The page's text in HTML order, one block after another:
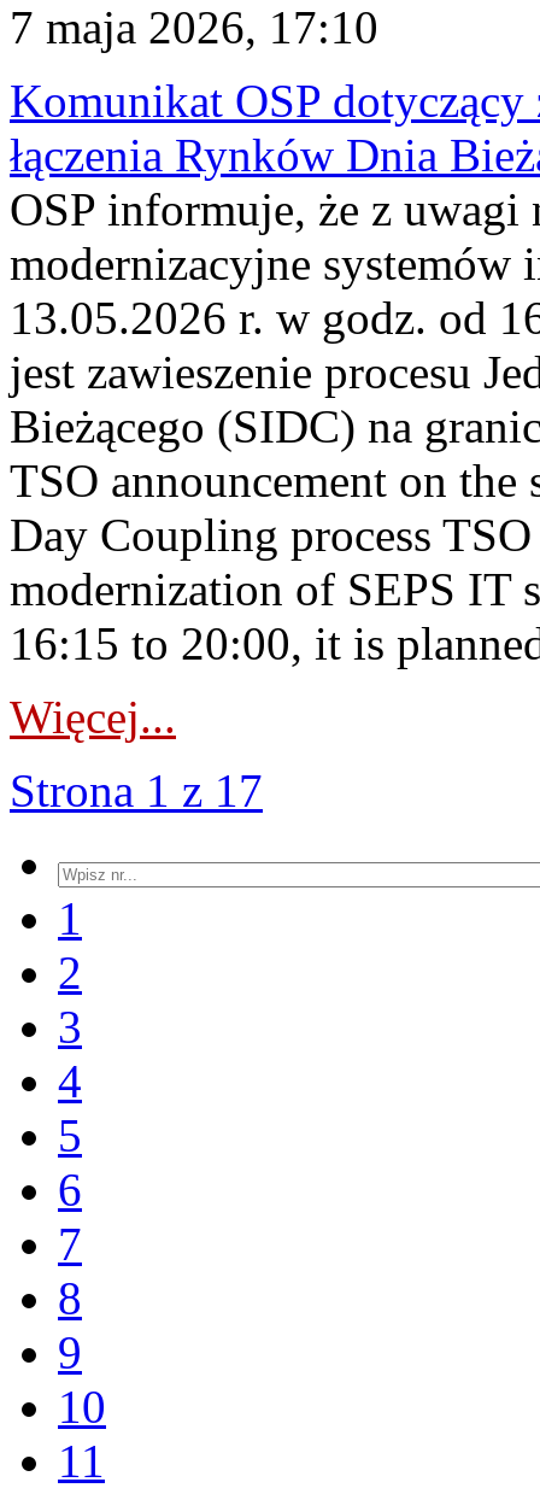
7 maja 2026, 17:10
Komunikat OSP dotyczący
łączenia Rynków Dnia
OSP informuje, że z uwagi
modernizacyjne systemów
13.05.2026 r. w godz. od
jest zawieszenie procesu
Bieżącego (SIDC) na
TSO announcement on
Day Coupling process
modernization of SEPS IT
16:15 to 20:00, it is
Więcej...
Strona 1 z 17
1
2
3
4
5
6
7
8
9
10
11